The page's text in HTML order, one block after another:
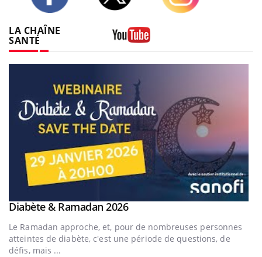
LA CHAÎNE
SANTÉ
Youtube
Youtube
Diabète & Ramadan 2026Youtube
Le Ramadan approche, et, pour de nombreuses personnes
atteintes de diabète, c'est une période de questions, de
défis, mais ...